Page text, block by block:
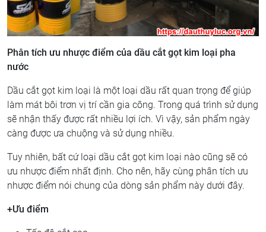
Phân tích ưu nhược điểm của dầu cắt gọt kim loại pha
nước
Dầu cắt gọt kim loại là một loại dầu rất quan trọng để giúp
làm mát bôi trơn vị trí cần gia công. Trong quá trình sử dụng
sẽ nhận thấy được rất nhiều lợi ích. Vì vậy, sản phẩm ngày
càng được ưa chuộng và sử dụng nhiều.
Tuy nhiên, bất cứ loại dầu cắt gọt kim loại nào cũng sẽ có
ưu nhược điểm nhất định. Cho nên, hãy cùng phân tích ưu
nhược điểm nói chung của dòng sản phẩm này dưới đây.
+Ưu điểm